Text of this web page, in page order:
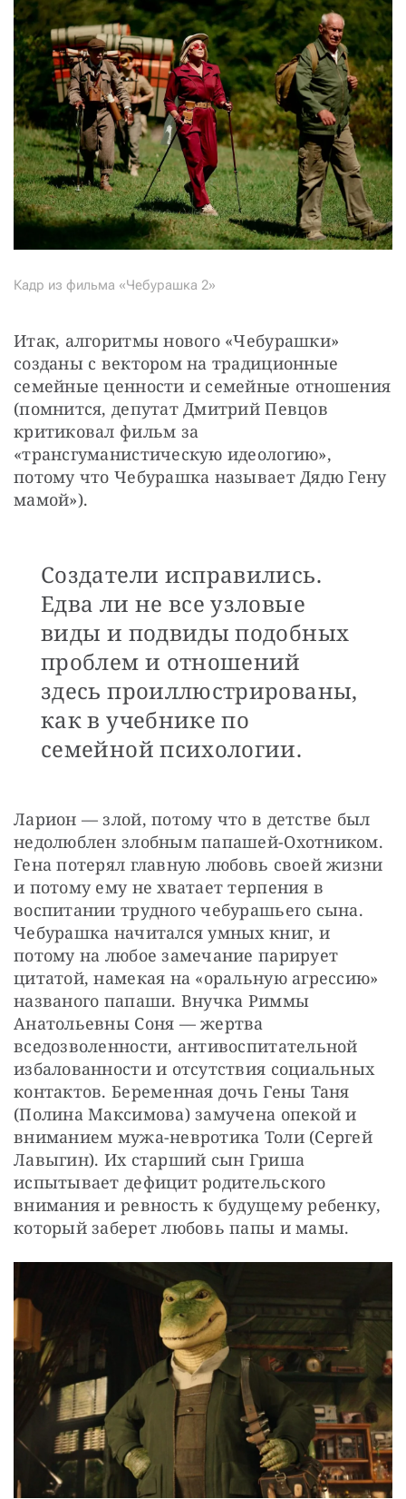
Кадр из фильма «Чебурашка 2»
Итак, алгоритмы нового «Чебурашки»
созданы с вектором на традиционные
семейные ценности и семейные отношения
(помнится, депутат Дмитрий Певцов
критиковал фильм за
«трансгуманистическую идеологию»,
потому что Чебурашка называет Дядю Гену
мамой»).
Создатели исправились.
Едва ли не все узловые
виды и подвиды подобных
проблем и отношений
здесь проиллюстрированы,
как в учебнике по
семейной психологии.
Ларион — злой, потому что в детстве был
недолюблен злобным папашей-Охотником.
Гена потерял главную любовь своей жизни
и потому ему не хватает терпения в
воспитании трудного чебурашьего сына.
Чебурашка начитался умных книг, и
потому на любое замечание парирует
цитатой, намекая на «оральную агрессию»
названого папаши. Внучка Риммы
Анатольевны Соня — жертва
вседозволенности, антивоспитательной
избалованности и отсутствия социальных
контактов. Беременная дочь Гены Таня
(Полина Максимова) замучена опекой и
вниманием мужа-невротика Толи (Сергей
Лавыгин). Их старший сын Гриша
испытывает дефицит родительского
внимания и ревность к будущему ребенку,
который заберет любовь папы и мамы.